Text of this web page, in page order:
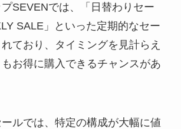
SEVENでは、「日替わりセー
SALE」といった定期的なセー
ており、タイミングを見計らえ
お得に購入できるチャンスがあ
ルでは、特定の構成が大幅に値